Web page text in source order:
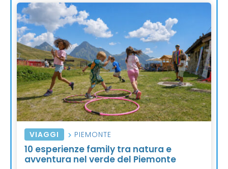
VIAGGI PIEMONTE
10 esperienze family tra natura e
avventura nel verde del Piemonte